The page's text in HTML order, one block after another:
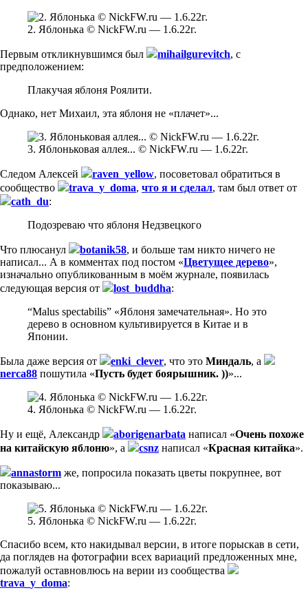
2. Яблонька © NickFW.ru — 1.6.22г.
Первым откликнувшимся был mihailgurevitch, с
предположением:
Плакучая яблоня Роялити.
Однако, нет Михаил, эта яблоня не «плачет»...
3. Яблоньковая аллея... © NickFW.ru — 1.6.22г.
Следом Алексей raven_yellow, посоветовал обратиться в
сообщество
trava_y_doma, что я и сделал, там был ответ от
cath_du:
Подозреваю что яблоня Недзвецкого
Что плюсанул botanik58, и больше там никто ничего не
написал... А в комментах под постом «Цветущее дерево»,
изначально опубликованным в моём журнале, появилась
следующая версия от
lost_buddha:
“Malus spectabilis” «Яблоня замечательная». Но это
дерево в основном культивируется в Китае и в
Японии.
Была даже версия от enki_clever, что это Миндаль, а
nerca88 пошутила «Пусть будет боярышник. ))»...
4. Яблонька © NickFW.ru — 1.6.22г.
Ну и ещё, Александр aborigenarbata написал «Очень похоже
на китайскую яблоню», а csnz написал «Красная китайка».
annastorm же, попросила показать цветы покрупнее, вот
показываю...
5. Яблонька © NickFW.ru — 1.6.22г.
Спасибо всем, кто накидывал версии, в итоге порыскав в сети,
да поглядев на фотографии всех вариаций предложенных мне,
пожалуй оставновлюсь на верии из сообщества
trava_y_doma: